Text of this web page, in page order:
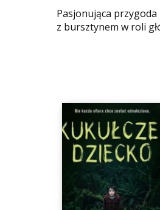
Pasjonująca przygoda
z bursztynem w roli